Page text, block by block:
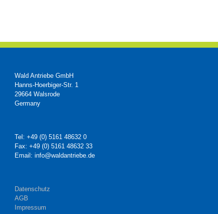
Wald Antriebe GmbH
Hanns-Hoerbiger-Str. 1
29664 Walsrode
Germany
Tel: +49 (0) 5161 48632 0
Fax: +49 (0) 5161 48632 33
Email: info@waldantriebe.de
Datenschutz
AGB
Impressum